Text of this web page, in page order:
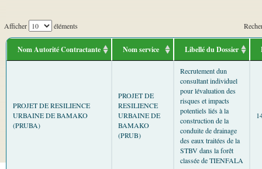
Afficher éléments
Nom Autorité Contractante Nom service Libellé du Dossier
PROJET DE RESILIENCE
URBAINE DE BAMAKO
(PRUBA)
PROJET DE
RESILIENCE
URBAINE DE
BAMAKO
(PRUB)
Recrutement dun
consultant individuel
pour lévaluation des
risques et impacts
potentiels liés à la
construction de la
conduite de drainage
des eaux traitées de la
STBV dans la forêt
classée de TIENFALA